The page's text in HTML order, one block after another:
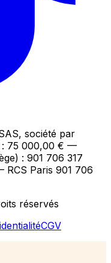
société par
75 000,00 € —
: 901 706 317
RCS Paris 901 706
réservés
CGV